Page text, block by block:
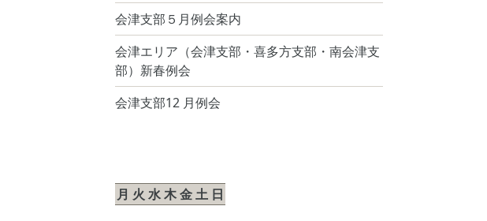
会津支部５月例会案内
会津エリア（会津支部・喜多方支部・南会津支
部）新春例会
会津支部12 月例会
月 火 水木金土 日